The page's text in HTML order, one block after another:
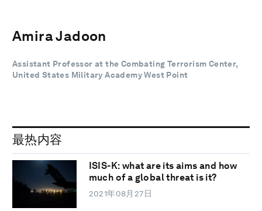
Amira Jadoon
Assistant Professor at the Combating Terrorism Center,
United States Military Academy West Point
最热内容
ISIS-K: what are its aims and how
much of a global threat is it?
2021年08月27日